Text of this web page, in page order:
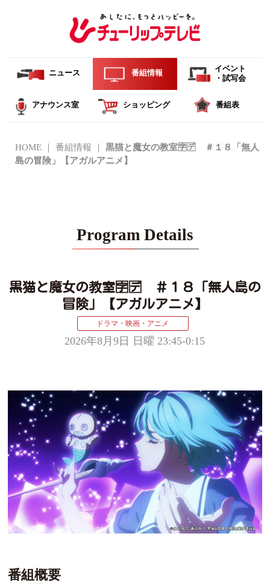
ニュース 番組情報
イベント
・試写会
アナウンス室 ショッピング 番組表
HOME 番組情報
黒猫と魔女の教室🈑🈓 ＃１８「無人
島の冒険」【アガルアニメ】
Program Details
黒猫と魔女の教室🈑🈓 ＃１８「無人島の
冒険」【アガルアニメ】
ドラマ・映画・アニメ
2026年8月9日 日曜 23:45-0:15
番組概要